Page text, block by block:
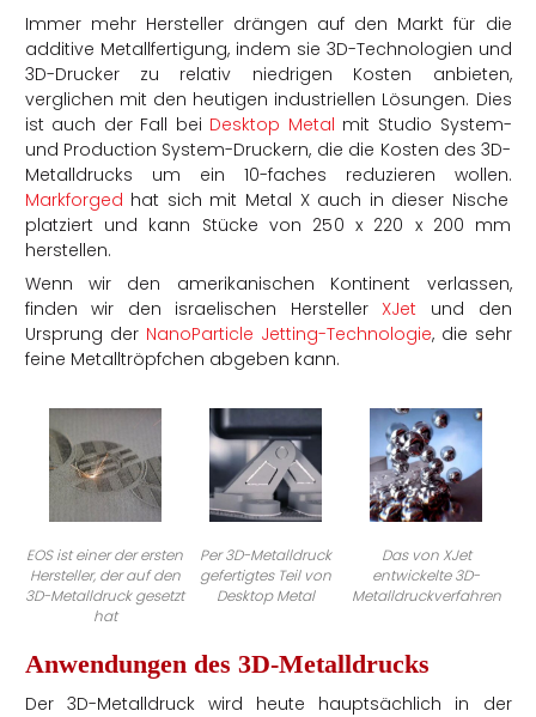
Immer mehr Hersteller drängen auf den Markt für die
additive Metallfertigung, indem sie 3D-Technologien und
3D-Drucker zu relativ niedrigen Kosten anbieten,
verglichen mit den heutigen industriellen Lösungen. Dies
ist auch der Fall bei Desktop Metal mit Studio System-
und Production System-Druckern, die die Kosten des 3D-
Metalldrucks um ein 10-faches reduzieren wollen.
Markforged hat sich mit Metal X auch in dieser Nische
platziert und kann Stücke von 250 x 220 x 200 mm
herstellen.
Wenn wir den amerikanischen Kontinent verlassen,
finden wir den israelischen Hersteller XJet und den
Ursprung der NanoParticle Jetting-Technologie, die sehr
feine Metalltröpfchen abgeben kann.
EOS ist einer der ersten
Hersteller, der auf den
3D-Metalldruck gesetzt
hat
Per 3D-Metalldruck
gefertigtes Teil von
Desktop Metal
Das von XJet
entwickelte 3D-
Metalldruckverfahren
Anwendungen des 3D-Metalldrucks
Der 3D-Metalldruck wird heute hauptsächlich in der